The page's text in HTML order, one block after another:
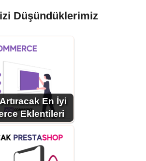
Düşündüklerimiz
Artıracak En İyi
Eklentileri